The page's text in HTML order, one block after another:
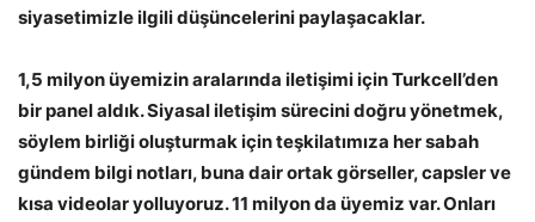
siyasetimizle ilgili düşüncelerini paylaşacaklar.
1,5 milyon üyemizin aralarında iletişimi için Turkcell’den
bir panel aldık. Siyasal iletişim sürecini doğru yönetmek,
söylem birliği oluşturmak için teşkilatımıza her sabah
gündem bilgi notları, buna dair ortak görseller, capsler ve
kısa videolar yolluyoruz. 11 milyon da üyemiz var. Onları